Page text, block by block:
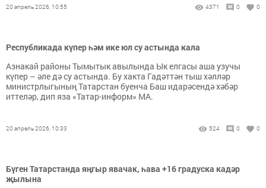
20 апрель 2026, 10:55 4371 0 0
Республикада күпер һәм ике юл су астында кала
Азнакай районы Тымытык авылында Ык елгасы аша узучы
күпер – әле дә су астында. Бу хакта Гадәттән тыш хәлләр
министрлыгының Татарстан буенча Баш идарәсендә хәбәр
иттеләр, дип яза «Татар-информ» МА.
20 апрель 2026, 10:33 524 0 0
Бүген Татарстанда яңгыр явачак, һава +16 градуска кадәр
җылына